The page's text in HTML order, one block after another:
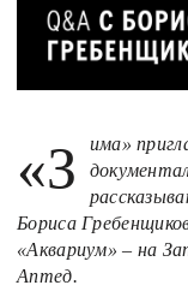
«Зима» приглашает на показ нового
Бориса
«Аквариум» – на
Аптед.